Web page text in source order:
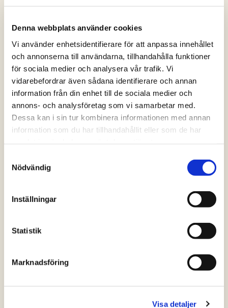
Denna webbplats använder cookies
Vi använder enhetsidentifierare för att anpassa innehållet
och annonserna till användarna, tillhandahålla funktioner
för sociala medier och analysera vår trafik. Vi
vidarebefordrar även sådana identifierare och annan
information från din enhet till de sociala medier och
annons- och analysföretag som vi samarbetar med.
Dessa kan i sin tur kombinera informationen med annan
information som du har tillhandahållit eller som de har
Nödvändig
Inställningar
Statistik
Marknadsföring
Visa detaljer
spaghetti